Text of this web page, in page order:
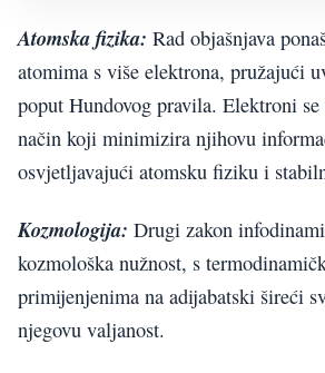
Atomska fizika: Rad objašnjava
atomima s više elektrona, pružajući
poput Hundovog pravila. Elektroni
način koji minimizira njihovu
osvjetljavajući atomsku fiziku i
Kozmologija: Drugi zakon
kozmološka nužnost, s
primijenjenima na adijabatski šireći
njegovu valjanost.